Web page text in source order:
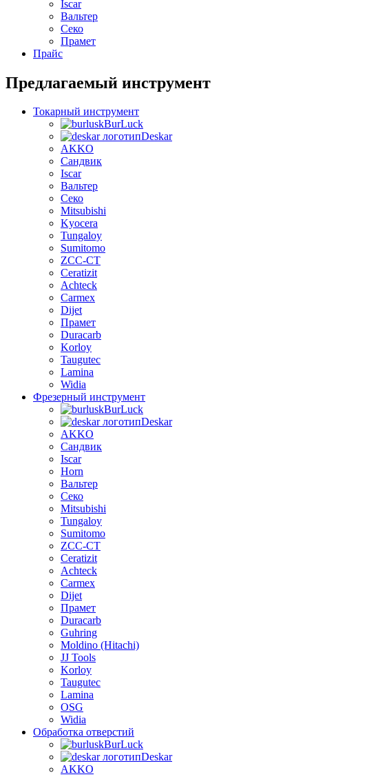
Iscar
Вальтер
Секо
Прамет
Прайс
Предлагаемый инструмент
Токарный инструмент
BurLuсk
Deskar
AKKO
Сандвик
Iscar
Вальтер
Секо
Mitsubishi
Kyocera
Tungaloy
Sumitomo
ZCC-CT
Ceratizit
Achteck
Carmex
Dijet
Прамет
Duracarb
Korloy
Taugutec
Lamina
Widia
Фрезерный инструмент
BurLuсk
Deskar
AKKO
Сандвик
Iscar
Horn
Вальтер
Секо
Mitsubishi
Tungaloy
Sumitomo
ZCC-CT
Ceratizit
Achteck
Carmex
Dijet
Прамет
Duracarb
Guhring
Moldino (Hitachi)
JJ Tools
Korloy
Taugutec
Lamina
OSG
Widia
Обработка отверстий
BurLuсk
Deskar
AKKO